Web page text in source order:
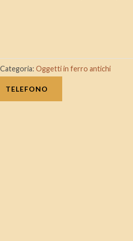
Categoria: Oggetti in ferro antichi
TELEFONO